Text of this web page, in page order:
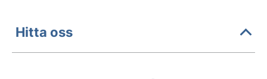
Hitta oss